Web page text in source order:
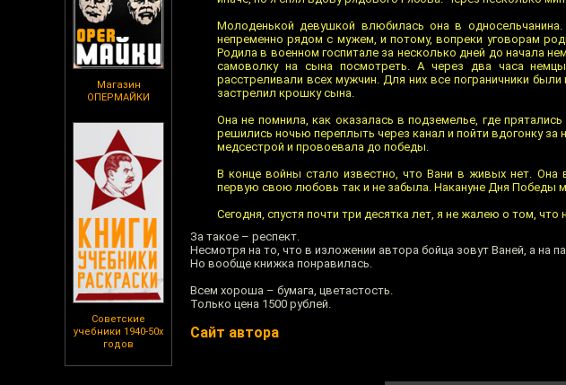
Магазин
ОПЕРМАЙКИ
Советские
учебники 1940-50х
годов
Молоденькой девушкой влюбилась она в
непременно рядом с мужем, и потому, вопреки уговорам
Родила в военном госпитале за несколько дней до начала
самоволку на сына посмотреть. А через два часа
расстреливали всех мужчин. Для них все пограничники
застрелил крошку сына.
Она не помнила, как оказалась в подземелье, где
решились ночью переплыть через канал и пойти вдогонку
медсестрой и провоевала до победы.
В конце войны стало известно, что Вани в живых нет.
первую свою любовь так и не забыла. Накануне Дня Победы
Сегодня, спустя почти три десятка лет, я не жалею о том, что
За такое – респект.
Несмотря на то, что в изложении автора бойца зовут Ваней, а на
Но вообще книжка понравилась.
Всем хороша – бумага, цветастость.
Только цена 1500 рублей.
Сайт автора